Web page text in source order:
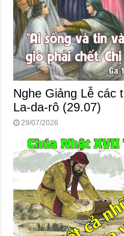
Nghe Giảng Lễ các
La-da-rô (29.07)
29/07/2026